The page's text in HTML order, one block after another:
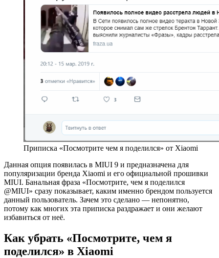
Приписка «Посмотрите чем я поделился» от Xiaomi
Данная опция появилась в MIUI 9 и предназначена для
популяризации бренда Xiaomi и его официальной прошивки
MIUI. Банальная фраза «Посмотрите, чем я поделился
@MIUI» сразу показывает, каким именно брендом пользуется
данный пользователь. Зачем это сделано — непонятно,
потому как многих эта приписка раздражает и они желают
избавиться от неё.
Как убрать «Посмотрите, чем я
поделился» в Xiaomi